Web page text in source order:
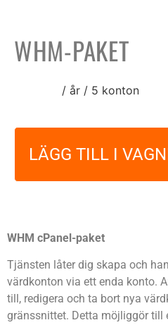
WHM-PAKET
/ år / 5 konton
LÄGG TILL I
WHM cPanel-paket
Tjänsten låter dig skapa och
värdkonton via ett enda konto.
till, redigera och ta bort nya
gränssnittet. Detta möjliggör till